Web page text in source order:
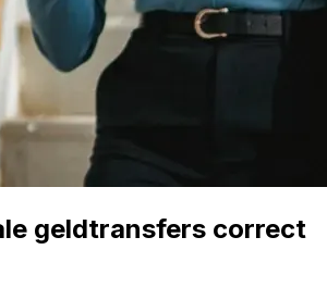
geldtransfers correct